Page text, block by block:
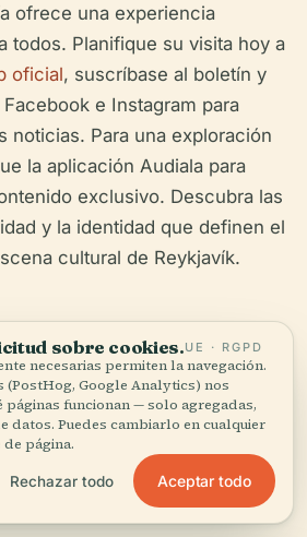
ofrece una experiencia
todos. Planifique su visita hoy a
oficial, suscríbase al boletín y
e Instagram para
noticias. Para una exploración
la aplicación Audiala para
exclusivo. Descubra las
y la identidad que definen el
cultural de Reykjavík.
completa en la app
sobre cookies.UE · RGPD
necesarias permiten la navegación.
(PostHog, Google Analytics) nos
páginas funcionan — solo agregadas,
datos. Puedes cambiarlo en cualquier
página.
Rechazar todo Aceptar todo